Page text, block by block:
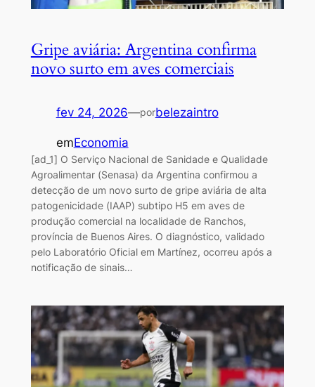
Gripe aviária: Argentina confirma
novo surto em aves comerciais
fev 24, 2026—porbelezaintro
emEconomia
[ad_1] O Serviço Nacional de Sanidade e Qualidade
Agroalimentar (Senasa) da Argentina confirmou a
detecção de um novo surto de gripe aviária de alta
patogenicidade (IAAP) subtipo H5 em aves de
produção comercial na localidade de Ranchos,
província de Buenos Aires. O diagnóstico, validado
pelo Laboratório Oficial em Martínez, ocorreu após a
notificação de sinais…